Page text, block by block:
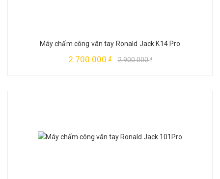
Máy chấm công vân tay Ronald Jack K14 Pro
2.700.000đ 2.900.000đ